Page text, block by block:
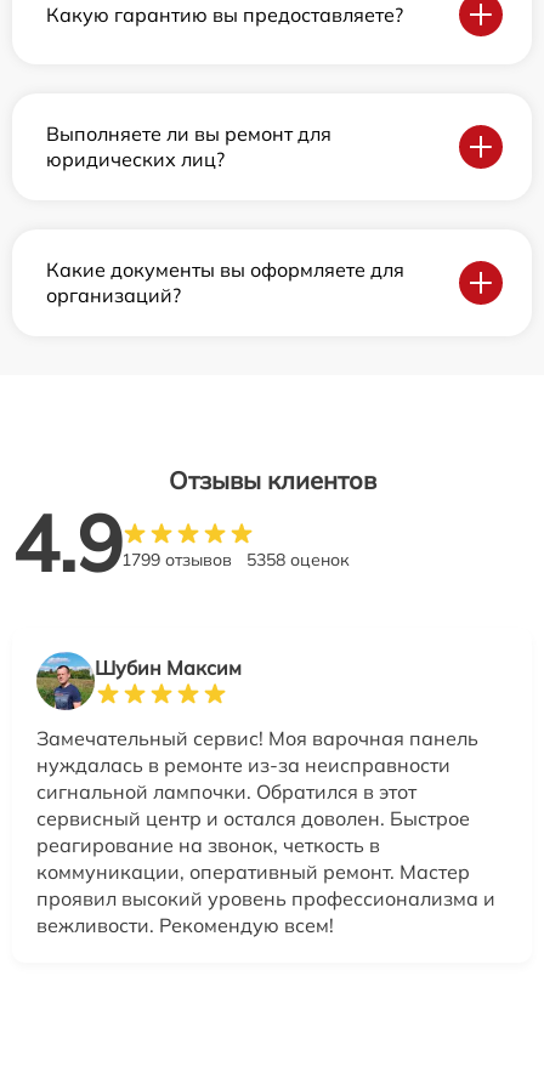
Какую гарантию вы предоставляете?
Выполняете ли вы ремонт для
юридических лиц?
Какие документы вы оформляете для
организаций?
Отзывы клиентов
4.91799 отзывов 5358 оценок
Шубин Максим
Замечательный сервис! Моя варочная панель
нуждалась в ремонте из-за неисправности
сигнальной лампочки. Обратился в этот
сервисный центр и остался доволен. Быстрое
реагирование на звонок, четкость в
коммуникации, оперативный ремонт. Мастер
проявил высокий уровень профессионализма и
вежливости. Рекомендую всем!